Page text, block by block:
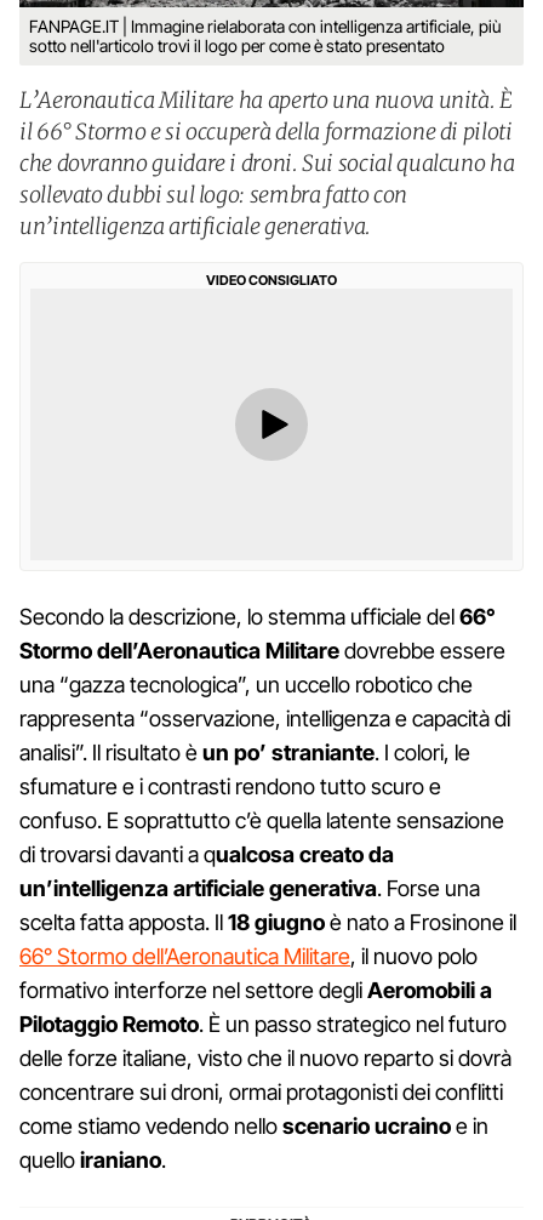
FANPAGE.IT | Immagine rielaborata con intelligenza artificiale, più
sotto nell'articolo trovi il logo per come è stato presentato
L’Aeronautica Militare ha aperto una nuova unità. È
il 66° Stormo e si occuperà della formazione di piloti
che dovranno guidare i droni. Sui social qualcuno ha
sollevato dubbi sul logo: sembra fatto con
un’intelligenza artificiale generativa.
VIDEO CONSIGLIATO
Secondo la descrizione, lo stemma ufficiale del66°
Stormo dell’Aeronautica Militaredovrebbe essere
una “gazza tecnologica”, un uccello robotico che
rappresenta “osservazione, intelligenza e capacità di
analisi”. Il risultato èun po’ straniante. I colori, le
sfumature e i contrasti rendono tutto scuro e
confuso. E soprattutto c’è quella latente sensazione
di trovarsi davanti a qualcosa creato da
un’intelligenza artificiale generativa. Forse una
scelta fatta apposta. Il18 giugnoè nato a Frosinone il
66° Stormo dell’Aeronautica Militare, il nuovo polo
formativo interforze nel settore degliAeromobili a
Pilotaggio Remoto. È un passo strategico nel futuro
delle forze italiane, visto che il nuovo reparto si dovrà
concentrare sui droni, ormai protagonisti dei conflitti
come stiamo vedendo nelloscenario ucrainoe in
quelloiraniano.